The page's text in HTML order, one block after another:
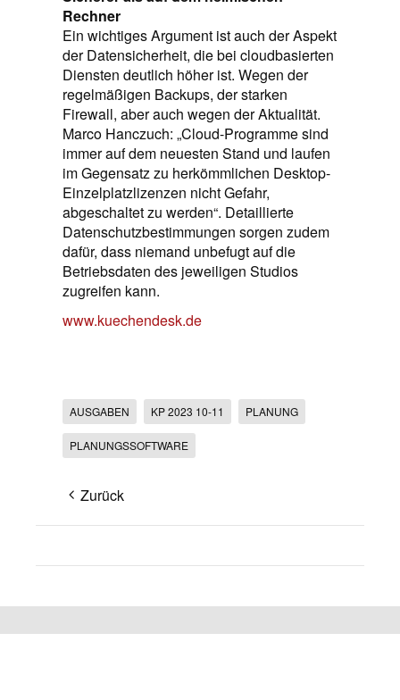
Rechner
Ein wichtiges Argument ist auch der Aspekt
der Datensicherheit, die bei cloudbasierten
Diensten deutlich höher ist. Wegen der
regelmäßigen Backups, der starken
Firewall, aber auch wegen der Aktualität.
Marco Hanczuch: „Cloud-Programme sind
immer auf dem neuesten Stand und laufen
im Gegensatz zu herkömmlichen Desktop-
Einzelplatzlizenzen nicht Gefahr,
abgeschaltet zu werden“. Detaillierte
Datenschutzbestimmungen sorgen zudem
dafür, dass niemand unbefugt auf die
Betriebsdaten des jeweiligen Studios
zugreifen kann.
www.kuechendesk.de
AUSGABEN KP 2023 10-11 PLANUNG
PLANUNGSSOFTWARE
Zurück